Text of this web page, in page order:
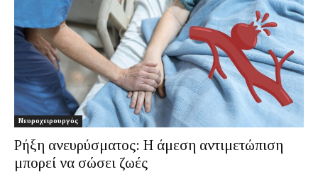
Νευροχειρουργός
Ρήξη ανευρύσματος: Η άμεση αντιμετώπιση
μπορεί να σώσει ζωές